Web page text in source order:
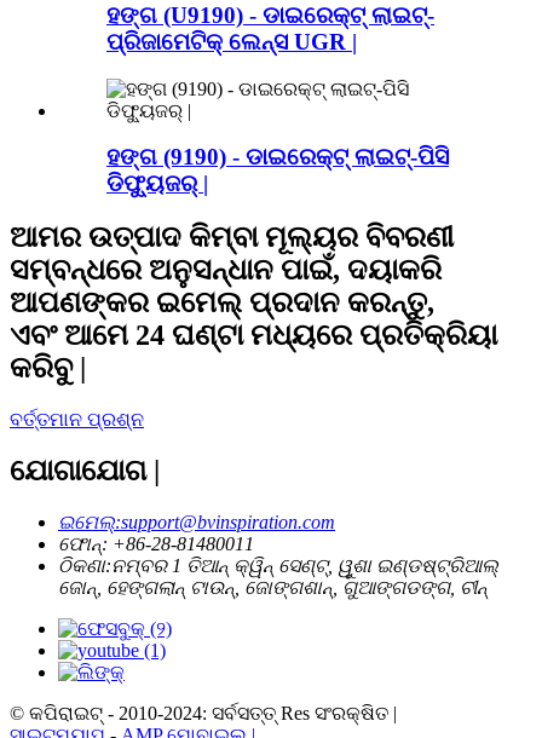
ହଙ୍ଗ (U9190) - ଡାଇରେକ୍ଟ୍ ଲାଇଟ୍-
ପ୍ରିଜାମେଟିକ୍ ଲେନ୍ସ UGR |
ହଙ୍ଗ (9190) - ଡାଇରେକ୍ଟ୍ ଲାଇଟ୍-ପିସି
ଡିଫ୍ୟୁଜର୍ |
ଆମର ଉତ୍ପାଦ କିମ୍ବା ମୂଲ୍ୟର ବିବରଣୀ
ସମ୍ବନ୍ଧରେ ଅନୁସନ୍ଧାନ ପାଇଁ, ଦୟାକରି
ଆପଣଙ୍କର ଇମେଲ୍ ପ୍ରଦାନ କରନ୍ତୁ,
ଏବଂ ଆମେ 24 ଘଣ୍ଟା ମଧ୍ୟରେ ପ୍ରତିକ୍ରିୟା
କରିବୁ |
ବର୍ତ୍ତମାନ ପ୍ରଶ୍ନ
ଯୋଗାଯୋଗ |
ଇମେଲ୍:support@bvinspiration.com
ଫୋନ୍: +86-28-81480011
ଠିକଣା:ନମ୍ବର 1 ତିଆନ୍ କ୍ୱିନ୍ ସେଣ୍ଟ୍, ୱୁଶା ଇଣ୍ଡଷ୍ଟ୍ରିଆଲ୍
ଜୋନ୍, ହେଙ୍ଗଲାନ୍ ଟାଉନ୍, ଜୋଙ୍ଗଶାନ୍, ଗୁଆଙ୍ଗଡଙ୍ଗ, ଚୀନ୍
© କପିରାଇଟ୍ - 2010-2024: ସର୍ବସତ୍ତ୍ Res ସଂରକ୍ଷିତ |